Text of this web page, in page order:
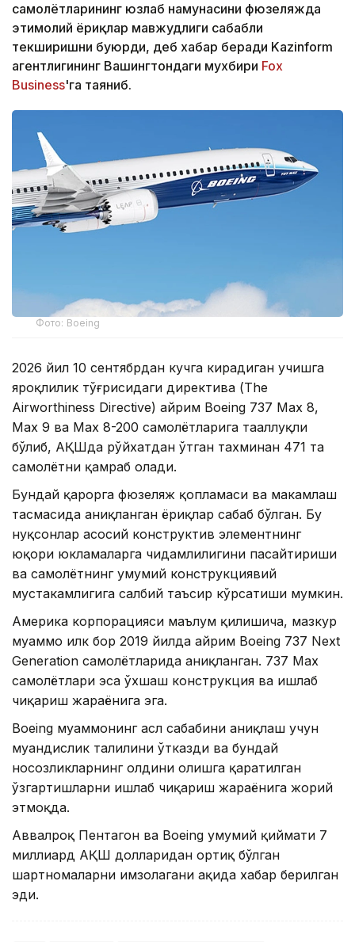
самолётларининг юзлаб намунасини фюзеляжда
эҳтимолий ёриқлар мавжудлиги сабабли
текширишни буюрди, деб хабар беради Kazinform
агентлигининг Вашингтондаги мухбири Fox
Business'га таяниб.
Фото: Boeing
2026 йил 10 сентябрдан кучга кирадиган учишга
яроқлилик тўғрисидаги директива (The
Airworthiness Directive) айрим Boeing 737 Max 8,
Max 9 ва Max 8-200 самолётларига тааллуқли
бўлиб, АҚШда рўйхатдан ўтган тахминан 471 та
самолётни қамраб олади.
Бундай қарорга фюзеляж қопламаси ва маҳкамлаш
тасмасида аниқланган ёриқлар сабаб бўлган. Бу
нуқсонлар асосий конструктив элементнинг
юқори юкламаларга чидамлилигини пасайтириши
ва самолётнинг умумий конструкциявий
мустаҳкамлигига салбий таъсир кўрсатиши мумкин.
Америка корпорацияси маълум қилишича, мазкур
муаммо илк бор 2019 йилда айрим Boeing 737 Next
Generation самолётларида аниқланган. 737 Max
самолётлари эса ўхшаш конструкция ва ишлаб
чиқариш жараёнига эга.
Boeing муаммонинг асл сабабини аниқлаш учун
муҳандислик таҳлилини ўтказди ва бундай
носозликларнинг олдини олишга қаратилган
ўзгартишларни ишлаб чиқариш жараёнига жорий
этмоқда.
Аввалроқ Пентагон ва Boeing умумий қиймати 7
миллиард АҚШ долларидан ортиқ бўлган
шартномаларни имзолагани ҳақида хабар берилган
эди.